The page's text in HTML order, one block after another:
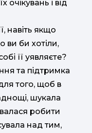
очікувань і від
навіть якщо
ви би хотіли,
її уявляєте?
та підтримка
того, щоб в
шукала
робити
над тим,